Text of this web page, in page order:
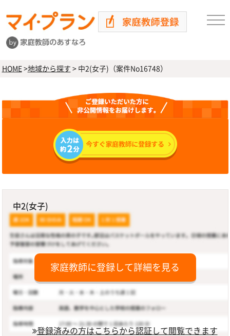
HOME>地域から探す >中2(女子)（案件No16748）
中2(女子)
家庭教師に登録して詳細を見る
登録済みの方はこちらから認証して閲覧できます